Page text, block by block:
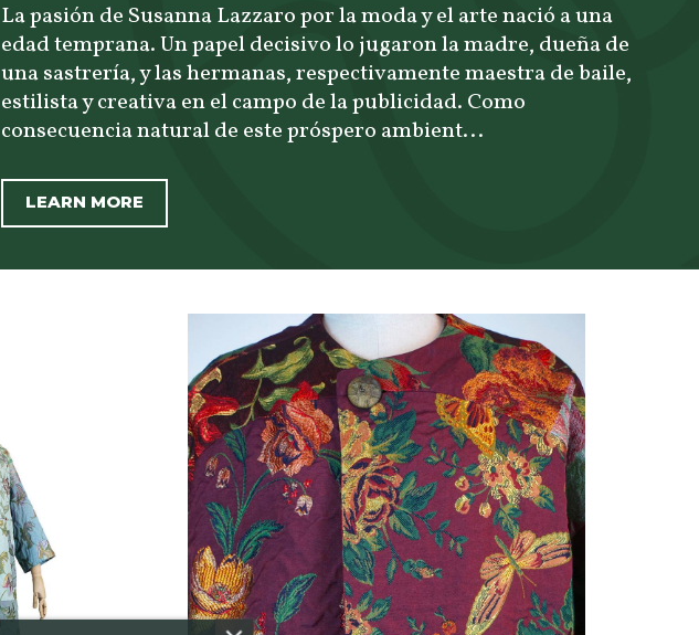
La pasión de Susanna Lazzaro por la moda y el arte nació a una
edad temprana. Un papel decisivo lo jugaron la madre, dueña de
una sastrería, y las hermanas, respectivamente maestra de baile,
estilista y creativa en el campo de la publicidad. Como
consecuencia natural de este próspero ambient...
LEARN MORE